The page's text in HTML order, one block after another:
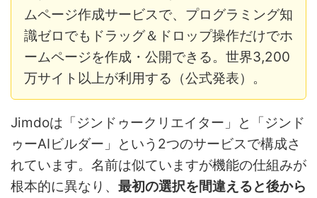
ムページ作成サービスで、プログラミング知
識ゼロでもドラッグ＆ドロップ操作だけでホ
ームページを作成・公開できる。世界3,200
万サイト以上が利用する（公式発表）。
Jimdoは「ジンドゥークリエイター」と「ジンド
ゥーAIビルダー」という2つのサービスで構成さ
れています。名前は似ていますが機能の仕組みが
根本的に異なり、 最初の選択を間違えると後から